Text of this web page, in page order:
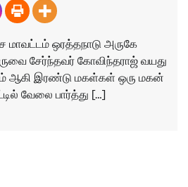
மாவட்டம் ஒரத்தநாடு அருகே
சேர்ந்தவர் கோவிந்தராஜ் வயது
ஆகி இரண்டு மகள்கள் ஒரு மகன்
வேலை பார்த்து […]